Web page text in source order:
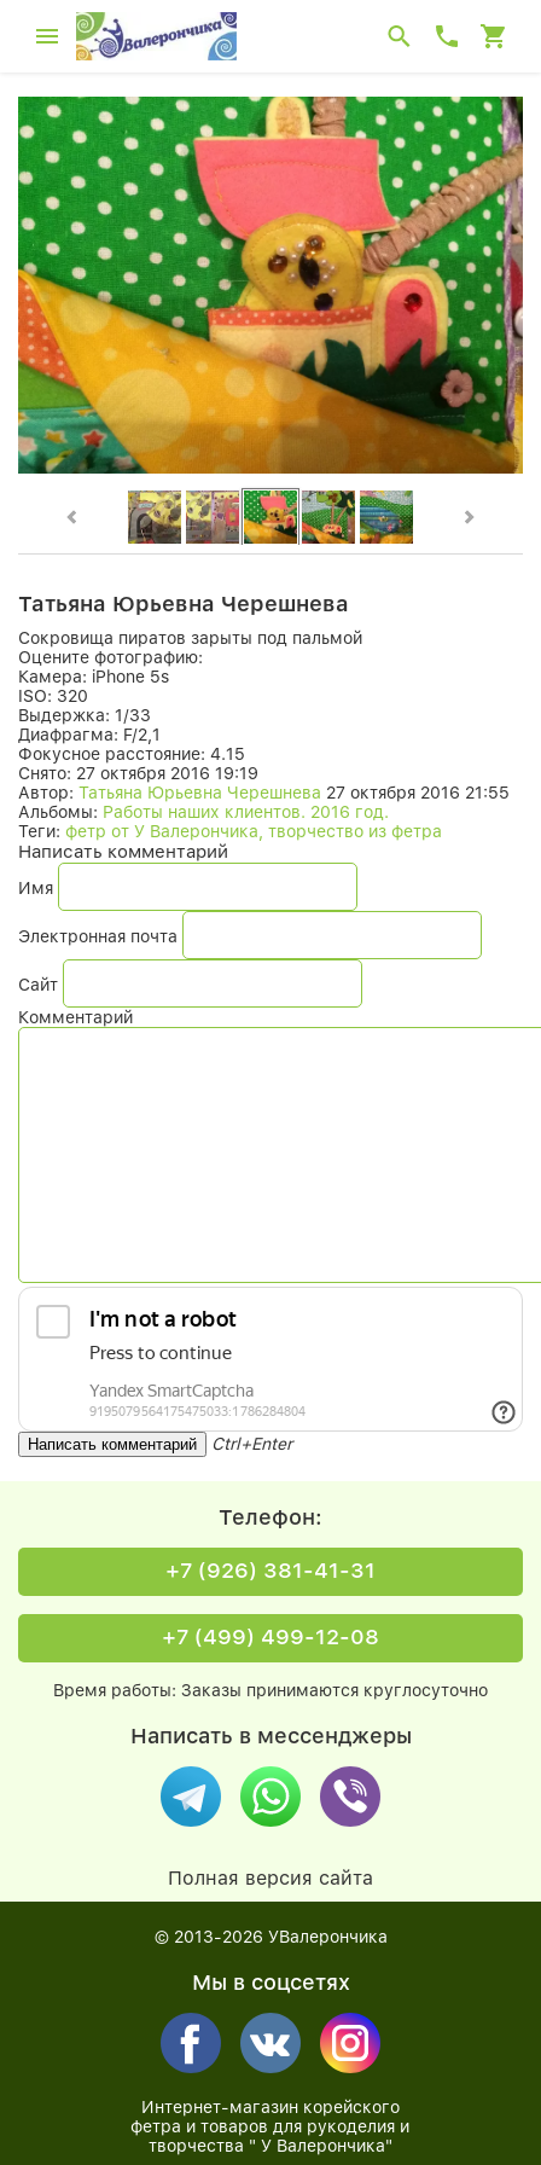
Татьяна Юрьевна Черешнева
Сокровища пиратов зарыты под пальмой
Оцените фотографию:
Камера: iPhone 5s
ISO: 320
Выдержка: 1/33
Диафрагма: F/2,1
Фокусное расстояние: 4.15
Снято: 27 октября 2016 19:19
Автор: Татьяна Юрьевна Черешнева 27 октября 2016 21:55
Альбомы: Работы наших клиентов. 2016 год.
Теги: фетр от У Валерончика, творчество из фетра
Написать комментарий
Имя
Электронная почта
Сайт
Комментарий
Ctrl+Enter
Телефон:
+7 (926) 381-41-31
+7 (499) 499-12-08
Время работы: Заказы принимаются круглосуточно
Написать в мессенджеры
Полная версия сайта
© 2013-2026 УВалерончика
Мы в соцсетях
Интернет-магазин корейского
фетра и товаров для рукоделия и
творчества " У Валерончика"